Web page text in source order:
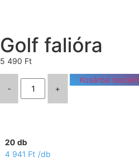
Golf falióra
5 490 Ft
- +
Kosárba teszem
20 db
4 941 Ft /db